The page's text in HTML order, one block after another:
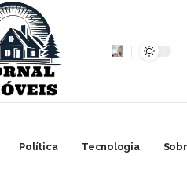
Política Tecnologia